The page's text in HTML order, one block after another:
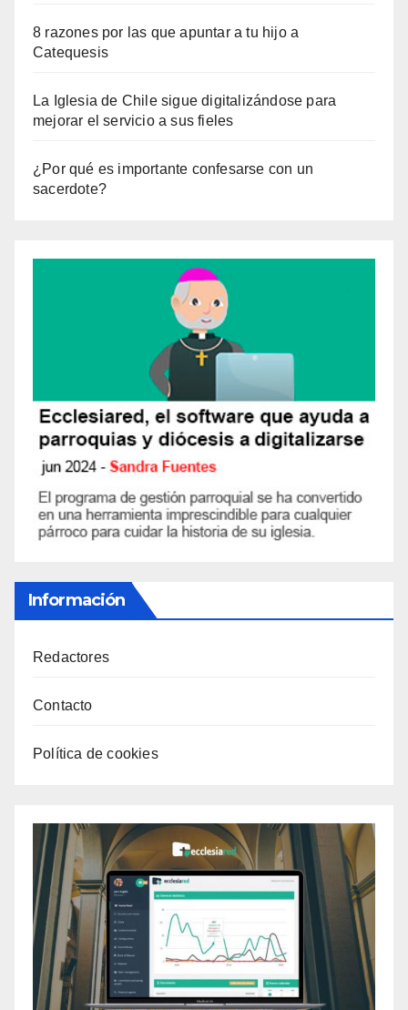
8 razones por las que apuntar a tu hijo a
Catequesis
La Iglesia de Chile sigue digitalizándose para
mejorar el servicio a sus fieles
¿Por qué es importante confesarse con un
sacerdote?
Información
Redactores
Contacto
Política de cookies